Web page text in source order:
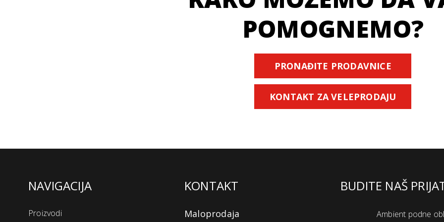
POMOGNEMO?
PRONAĐITE PRODAVNICE
KONTAKT ZA VELEPRODAJU
NAVIGACIJA
Proizvodi
KONTAKT
Maloprodaja
BUDITE NAŠ
Ambient podne